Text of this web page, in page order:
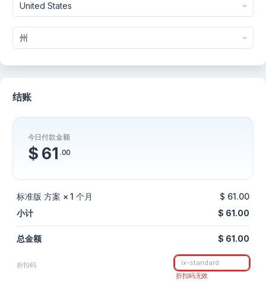
结账
今日付款金额
$ 61 .00
标准版 方案 × 1 个月
$ 61.00
小计
$ 61.00
总金额 $ 61.00
折扣码
折扣码无效